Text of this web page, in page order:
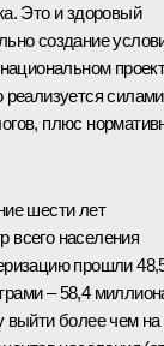
Это и здоровый
создание
реализуется силами
плюс
шести лет
всего населения
прошли
– 58,4
выйти более чем на